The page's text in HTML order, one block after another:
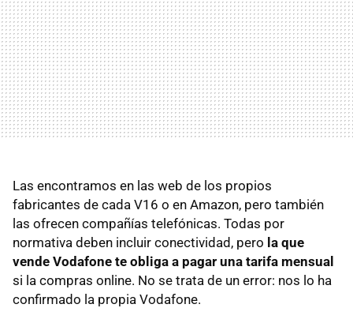
Las encontramos en las web de los propios
fabricantes de cada V16 o en Amazon, pero también
las ofrecen compañías telefónicas. Todas por
normativa deben incluir conectividad, pero la que
vende Vodafone te obliga a pagar una tarifa mensual
si la compras online. No se trata de un error: nos lo ha
confirmado la propia Vodafone.